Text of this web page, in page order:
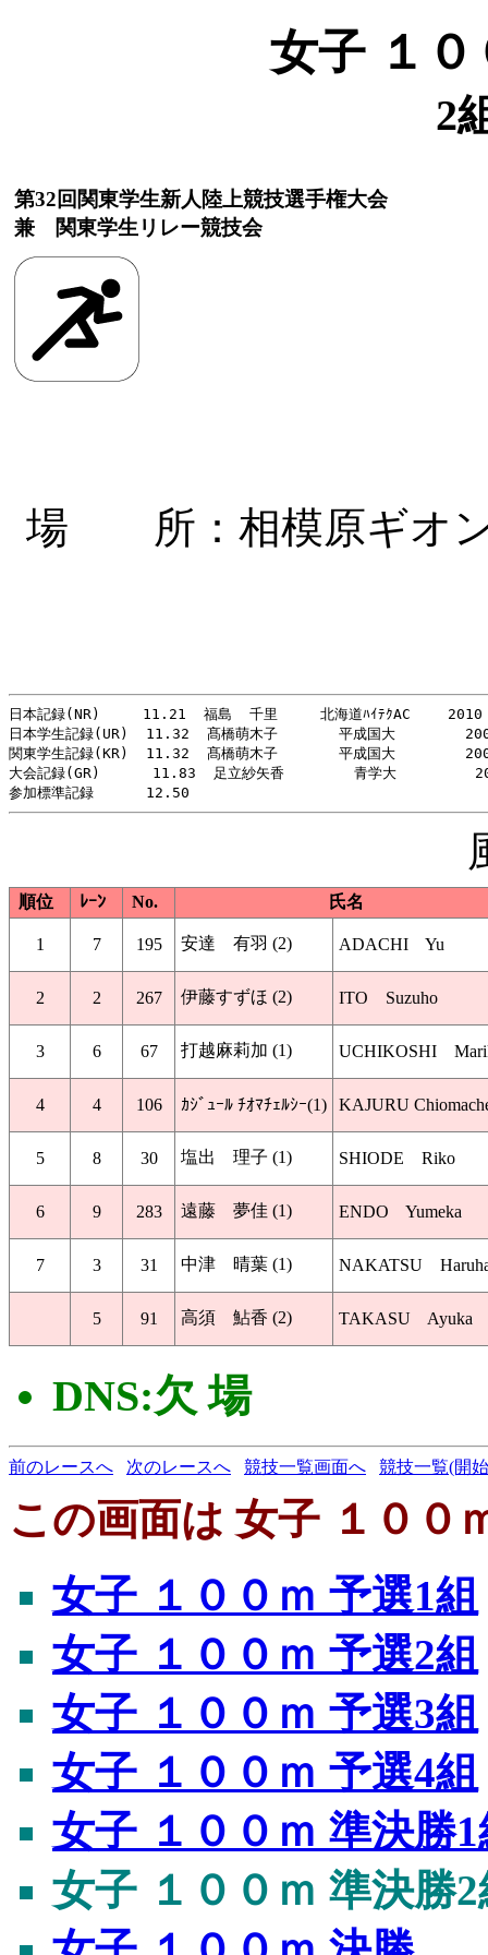
女子 １０
2
第32回関東学生新人陸上競技選手権大会
兼 関東学生リレー競技会
場 所：相模原ギオン
日本記録(NR)　　　11.21  福島  千里　　　北海道ﾊｲﾃｸAC　　 2010
日本学生記録(UR)  11.32  髙橋萌木子       平成国大
関東学生記録(KR)  11.32  髙橋萌木子       平成国大
大会記録(GR)      11.83  足立紗矢香        青学大
順位 ﾚｰﾝ No. 氏名
1 7 195 安達 有羽 (2) ADACHI Yu
2 2 267 伊藤すずほ (2) ITO Suzuho
3 6 67 打越麻莉加 (1) UCHIKOSHI
4 4 106 ｶｼﾞｭｰﾙ ﾁｵﾏﾁｪﾙｼｰ(1) KAJURU
5 8 30 塩出 理子 (1) SHIODE Riko
6 9 283 遠藤 夢佳 (1) ENDO Yumeka
7 3 31 中津 晴葉 (1) NAKATSU
5 91 高須 鮎香 (2) TAKASU Ayuka
DNS:欠 場
前のレースへ 次のレースへ 競技一覧画面へ 競技一覧(開
この画面は 女子 １００
女子 １００ｍ 予選1組
女子 １００ｍ 予選2組
女子 １００ｍ 予選3組
女子 １００ｍ 予選4組
女子 １００ｍ 準決勝1
女子 １００ｍ 準決勝2